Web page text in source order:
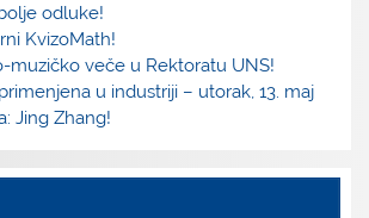
odluke!
KvizoMath!
muzičko veče u Rektoratu UNS!
u industriji – utorak, 13. maj
Jing Zhang!